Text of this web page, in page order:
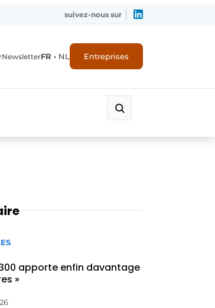
suivez-nous sur
NewsletterFR • NL Entreprises
300 apporte enfin davantage
»